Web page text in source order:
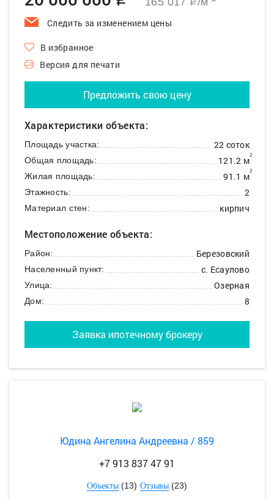
q
Следить за изменением цены
В избранное
Версия для печати
Предложить свою цену
Характеристики объекта:
Площадь участка: 22 соток
Общая площадь: 121.2 м2
Жилая площадь: 91.1 м2
Этажность: 2
Материал стен: кирпич
Местоположение объекта:
Район: Березовский
Населенный пункт: с. Есаулово
Улица: Озерная
Дом: 8
Заявка ипотечному брокеру
Юдина Ангелина Андреевна / 859
+7 913 837 47 91
Объекты (13) Отзывы (23)